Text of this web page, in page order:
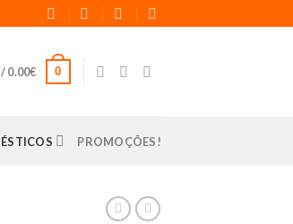
0.00€ 0
PROMOÇÕES!